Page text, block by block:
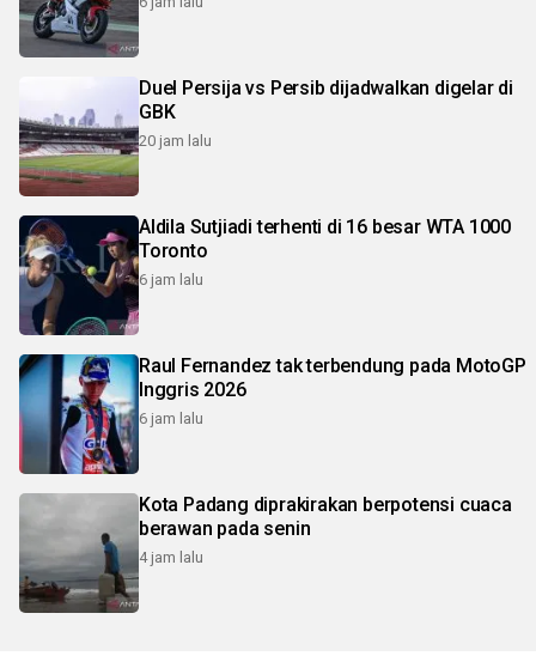
Duel Persija vs Persib dijadwalkan digelar di
GBK
20 jam lalu
Aldila Sutjiadi terhenti di 16 besar WTA 1000
Toronto
6 jam lalu
Raul Fernandez tak terbendung pada MotoGP
Inggris 2026
6 jam lalu
Kota Padang diprakirakan berpotensi cuaca
berawan pada senin
4 jam lalu